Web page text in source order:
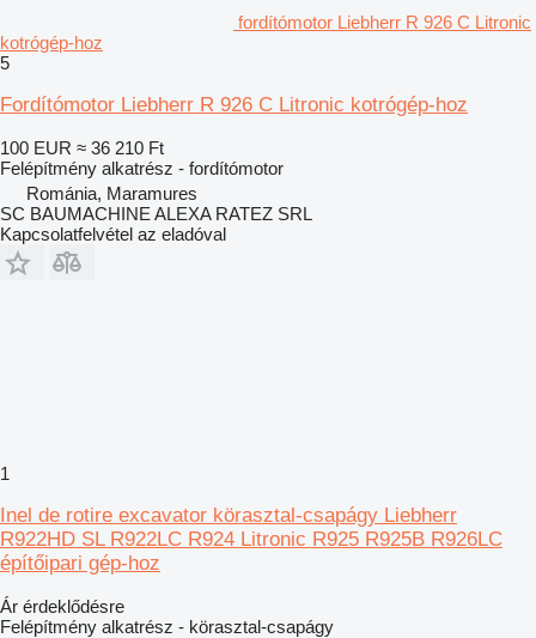
fordítómotor Liebherr R 926 C Litronic
kotrógép-hoz
5
Fordítómotor Liebherr R 926 C Litronic kotrógép-hoz
100 EUR ≈ 36 210 Ft
Felépítmény alkatrész - fordítómotor
Románia, Maramures
SC BAUMACHINE ALEXA RATEZ SRL
Kapcsolatfelvétel az eladóval
1
Inel de rotire excavator körasztal-csapágy Liebherr
R922HD SL R922LC R924 Litronic R925 R925B R926LC
építőipari gép-hoz
Ár érdeklődésre
Felépítmény alkatrész - körasztal-csapágy